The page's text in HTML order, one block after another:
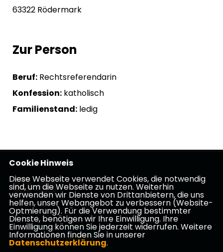
63322 Rödermark
Zur Person
Beruf: Rechtsreferendarin
Konfession: katholisch
Familienstand: ledig
Impressum Datenschutz Kontakt
CDU Kreis Offenbach
Cookie Hinweis
Diese Webseite verwendet Cookies, die notwendig
sind, um die Webseite zu nutzen. Weiterhin
verwenden wir Dienste von Drittanbietern, die uns
helfen, unser Webangebot zu verbessern (Website-
Optmierung). Für die Verwendung bestimmter
Dienste, benötigen wir Ihre Einwilligung. Ihre
Einwilligung können Sie jederzeit widerrufen. Weitere
Informationen finden Sie in unserer
Datenschutzerklärung.